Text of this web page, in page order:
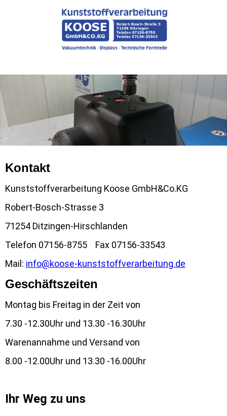
Kontakt
Kunststoffverarbeitung Koose GmbH&Co.KG
Robert-Bosch-Strasse 3
71254 Ditzingen-Hirschlanden
Telefon 07156-8755 Fax 07156-33543
Mail: info@koose-kunststoffverarbeitung.de
Geschäftszeiten
Montag bis Freitag in der Zeit von
7.30 -12.30Uhr und 13.30 -16.30Uhr
Warenannahme und Versand von
8.00 -12.00Uhr und 13.30 -16.00Uhr
Ihr Weg zu uns